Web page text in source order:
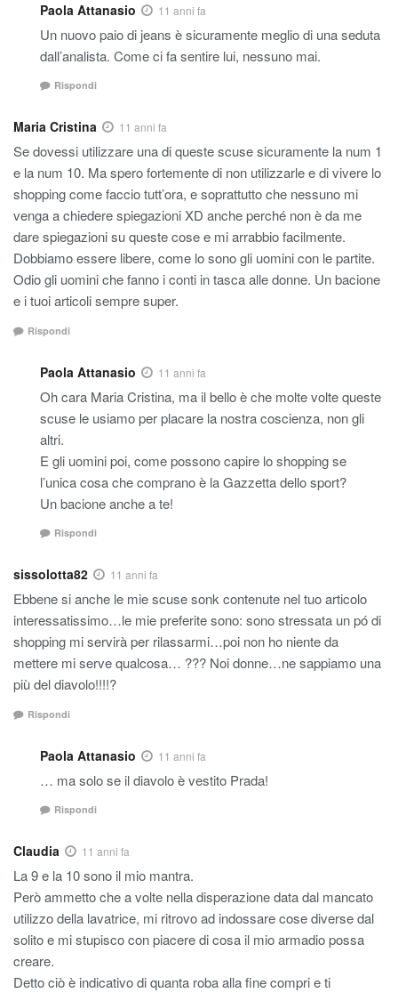
Paola Attanasio 11 anni fa
Un nuovo paio di jeans è sicuramente meglio di una seduta
dall’analista. Come ci fa sentire lui, nessuno mai.
Rispondi
Maria Cristina 11 anni fa
Se dovessi utilizzare una di queste scuse sicuramente la num 1
e la num 10. Ma spero fortemente di non utilizzarle e di vivere lo
shopping come faccio tutt’ora, e soprattutto che nessuno mi
venga a chiedere spiegazioni XD anche perché non è da me
dare spiegazioni su queste cose e mi arrabbio facilmente.
Dobbiamo essere libere, come lo sono gli uomini con le partite.
Odio gli uomini che fanno i conti in tasca alle donne. Un bacione
e i tuoi articoli sempre super.
Rispondi
Paola Attanasio 11 anni fa
Oh cara Maria Cristina, ma il bello è che molte volte queste
scuse le usiamo per placare la nostra coscienza, non gli
altri.
E gli uomini poi, come possono capire lo shopping se
l’unica cosa che comprano è la Gazzetta dello sport?
Un bacione anche a te!
Rispondi
sissolotta82 11 anni fa
Ebbene si anche le mie scuse sonk contenute nel tuo articolo
interessatissimo…le mie preferite sono: sono stressata un pó di
shopping mi servirà per rilassarmi…poi non ho niente da
mettere mi serve qualcosa… ??? Noi donne…ne sappiamo una
più del diavolo!!!!?
Rispondi
Paola Attanasio 11 anni fa
… ma solo se il diavolo è vestito Prada!
Rispondi
Claudia 11 anni fa
La 9 e la 10 sono il mio mantra.
Però ammetto che a volte nella disperazione data dal mancato
utilizzo della lavatrice, mi ritrovo ad indossare cose diverse dal
solito e mi stupisco con piacere di cosa il mio armadio possa
creare.
Detto ciò è indicativo di quanta roba alla fine compri e ti